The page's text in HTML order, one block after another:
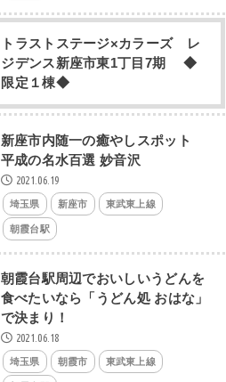
トラストステージ×カラーズ レ
ジデンス新座市東1丁目7期 ◆
限定１棟◆
新座市内随一の癒やしスポット
平成の名水百選 妙音沢
2021.06.19
埼玉県 新座市 東武東上線
朝霞台駅
朝霞台駅周辺でおいしいうどんを
食べたいなら「うどん処 おはな」
で決まり！
2021.06.18
埼玉県 朝霞市 東武東上線